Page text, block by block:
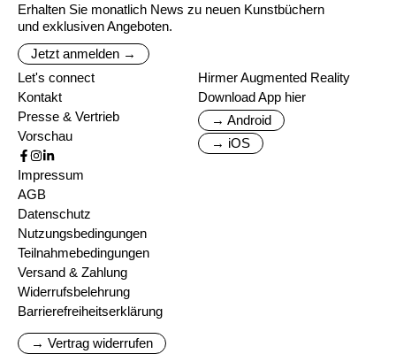
Erhalten Sie monatlich News zu neuen Kunstbüchern
und exklusiven Angeboten.
Jetzt anmelden →
Let's connect
Kontakt
Presse & Vertrieb
Vorschau
Hirmer Augmented Reality
Download App hier
→ Android
→ iOS
Impressum
AGB
Datenschutz
Nutzungsbedingungen
Teilnahmebedingungen
Versand & Zahlung
Widerrufsbelehrung
Barrierefreiheitserklärung
→ Vertrag widerrufen